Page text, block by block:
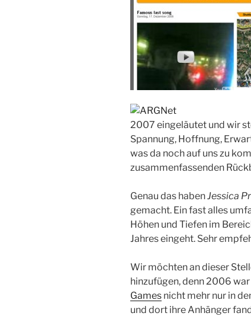
2007 eingeläutet und wir
Spannung, Hoffnung,
was da noch auf uns zu
zusammenfassenden
Genau das habenJessica
gemacht. Ein fast alles
Höhen und Tiefen im
Jahres eingeht. Sehr
Wir möchten an dieser
hinzufügen, denn 2006 war
Games nicht mehr nur in
und dort ihre Anhänger